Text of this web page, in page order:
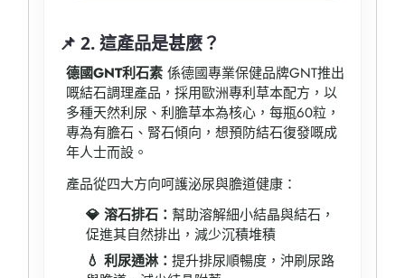
📌 2. 這產品是甚麼？
德國GNT利石素 係德國專業保健品牌GNT推出
嘅結石調理產品，採用歐洲專利草本配方，以
多種天然利尿、利膽草本為核心，每瓶60粒，
專為有膽石、腎石傾向，想預防結石復發嘅成
年人士而設。
產品從四大方向呵護泌尿與膽道健康：
💎 溶石排石： 幫助溶解細小結晶與結石，
促進其自然排出，減少沉積堆積
💧 利尿通淋：提升排尿順暢度，沖刷尿路